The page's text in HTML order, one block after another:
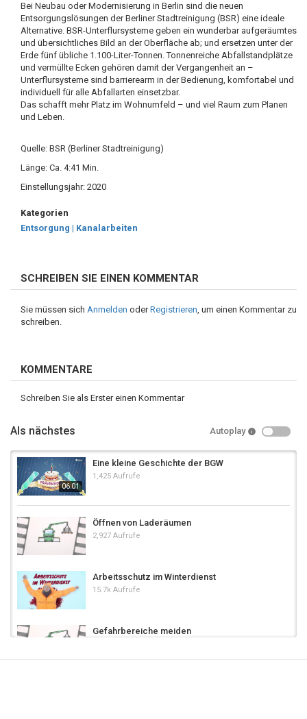
Bei Neubau oder Modernisierung in Berlin sind die neuen
Entsorgungslösungen der Berliner Stadtreinigung (BSR) eine ideale
Alternative. BSR-Unterflursysteme geben ein wunderbar aufgeräumtes
und übersichtliches Bild an der Oberfläche ab; und ersetzen unter der
Erde fünf übliche 1.100-Liter-Tonnen. Tonnenreiche Abfallstandplätze
und vermüllte Ecken gehören damit der Vergangenheit an –
Unterflursysteme sind barrierearm in der Bedienung, komfortabel und
individuell für alle Abfallarten einsetzbar.
Das schafft mehr Platz im Wohnumfeld – und viel Raum zum Planen
und Leben.
Quelle: BSR (Berliner Stadtreinigung)
Länge: Ca. 4:41 Min.
Einstellungsjahr: 2020
Kategorien
Entsorgung | Kanalarbeiten
SCHREIBEN SIE EINEN KOMMENTAR
Sie müssen sich Anmelden oderRegistrieren, um einen Kommentar zu
schreiben.
KOMMENTARE
Schreiben Sie als Erster einen Kommentar
Als nächstes Autoplay
06:01
Eine kleine Geschichte der BGW
1,425 Aufrufe
Öffnen von Laderäumen
2,927 Aufrufe
Arbeitsschutz im Winterdienst
15.7k Aufrufe
Gefahrbereiche meiden